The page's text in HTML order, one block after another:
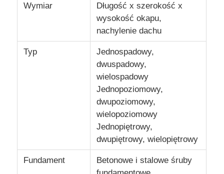
Stalowy garaż
Wymiar
Długość x szerokość x
wysokość okapu,
nachylenie dachu
Typ
Jednospadowy,
dwuspadowy,
wielospadowy
Jednopoziomowy,
dwupoziomowy,
wielopoziomowy
Jednopiętrowy,
dwupiętrowy, wielopiętrowy
Fundament
Betonowe i stalowe śruby